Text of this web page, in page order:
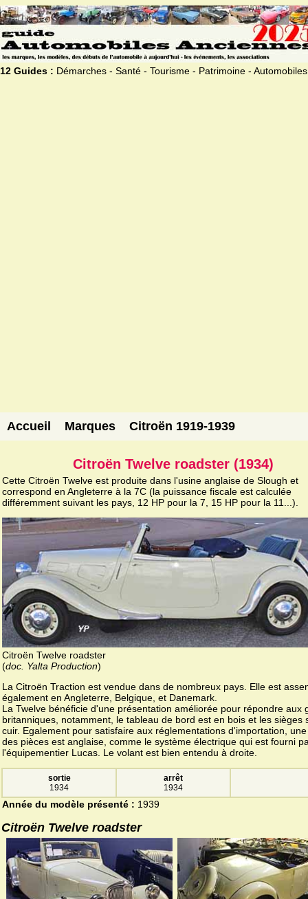
12 Guides : Démarches - Santé - Tourisme - Patrimoine - Automobiles
Accueil Marques Citroën 1919-1939
Citroën Twelve roadster (1934)
Cette Citroën Twelve est produite dans l'usine anglaise de Slough et
correspond en Angleterre à la 7C (la puissance fiscale est calculée
différemment suivant les pays, 12 HP pour la 7, 15 HP pour la 11...).
Citroën Twelve roadster
(doc. Yalta Production)
La Citroën Traction est vendue dans de nombreux pays. Elle est
également en Angleterre, Belgique, et Danemark.
La Twelve bénéficie d'une présentation améliorée pour répondre aux
britanniques, notamment, le tableau de bord est en bois et les sièges
cuir. Egalement pour satisfaire aux réglementations d'importation,
des pièces est anglaise, comme le système électrique qui est fourni
l'équipementier Lucas. Le volant est bien entendu à droite.
sortie
1934
arrêt
1934
Année du modèle présenté : 1939
Citroën Twelve roadster